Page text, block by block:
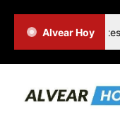
Alvear Hoy
a los representantes